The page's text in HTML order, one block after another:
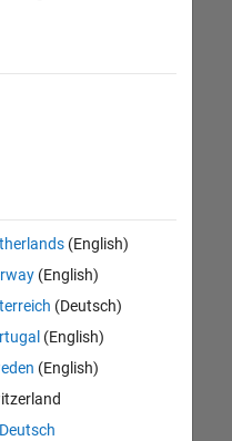
(English)
(English)
(Deutsch)
(English)
(English)
Deutsch